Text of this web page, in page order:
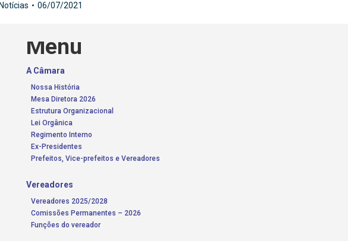
06/07/2021
Menu
A Câmara
Nossa História
Mesa Diretora 2026
Estrutura Organizacional
Lei Orgânica
Regimento Interno
Ex-Presidentes
Prefeitos, Vice-prefeitos e Vereadores
Vereadores
Vereadores 2025/2028
Comissões Permanentes – 2026
Funções do vereador